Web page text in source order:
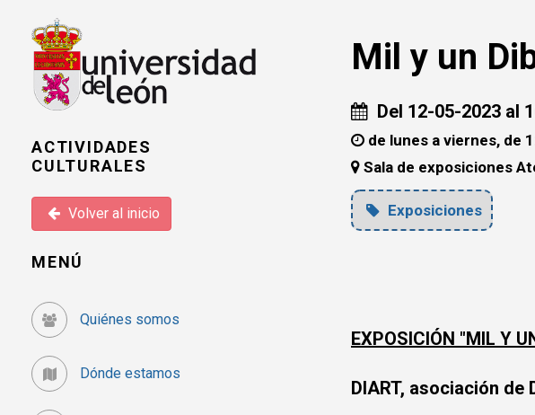
ACTIVIDADES
CULTURALES
Volver al inicio
MENÚ
Quiénes somos
Dónde estamos
Mil y un
Del 12-05-2023 al
de lunes a viernes, de
Sala de exposiciones
Exposiciones
EXPOSICIÓN "MIL Y
DIART, asociación de